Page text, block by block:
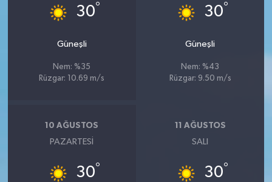
30°
Güneşli
Nem: %35
Rüzgar: 10.69 m/s
30°
Güneşli
Nem: %43
Rüzgar: 9.50 m/s
10 AĞUSTOS
PAZARTESI
30°
11 AĞUSTOS
SALI
30°